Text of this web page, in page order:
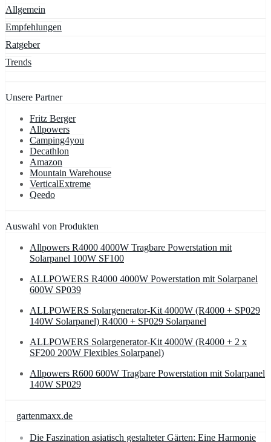
Allgemein
Empfehlungen
Ratgeber
Trends
Unsere Partner
Fritz Berger
Allpowers
Camping4you
Decathlon
Amazon
Mountain Warehouse
VerticalExtreme
Qeedo
Auswahl von Produkten
Allpowers R4000 4000W Tragbare Powerstation mit
Solarpanel 100W SF100
ALLPOWERS R4000 4000W Powerstation mit Solarpanel
600W SP039
ALLPOWERS Solargenerator-Kit 4000W (R4000 + SP029
140W Solarpanel) R4000 + SP029 Solarpanel
ALLPOWERS Solargenerator-Kit 4000W (R4000 + 2 x
SF200 200W Flexibles Solarpanel)
Allpowers R600 600W Tragbare Powerstation mit Solarpanel
140W SP029
gartenmaxx.de
Die Faszination asiatisch gestalteter Gärten: Eine Harmonie